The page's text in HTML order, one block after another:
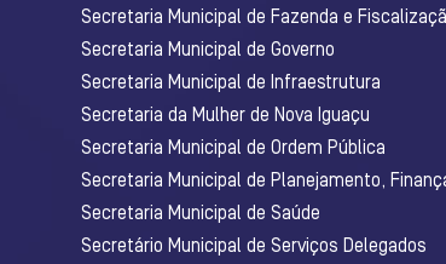
Secretaria Municipal de Fazenda e
Secretaria Municipal de Governo
Secretaria Municipal de Infraestrutura
Secretaria da Mulher de Nova Iguaçu
Secretaria Municipal de Ordem Pública
Secretaria Municipal de Planejamento,
Secretaria Municipal de Saúde
Secretário Municipal de Serviços Delegados